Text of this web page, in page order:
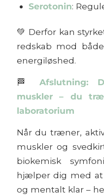
Serotonin:
💚 Derfor kan
redskab mod
energiløshed.
🏁 Afslutning:
muskler – du
laboratorium
Når du træner,
muskler og
biokemisk symfoni
hjælper dig med
og mentalt klar –